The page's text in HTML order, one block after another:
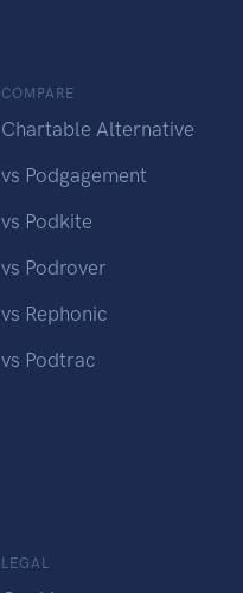
COMPARE
Chartable Alternative
vs Podgagement
vs Podkite
vs Podrover
vs Rephonic
vs Podtrac
LEGAL